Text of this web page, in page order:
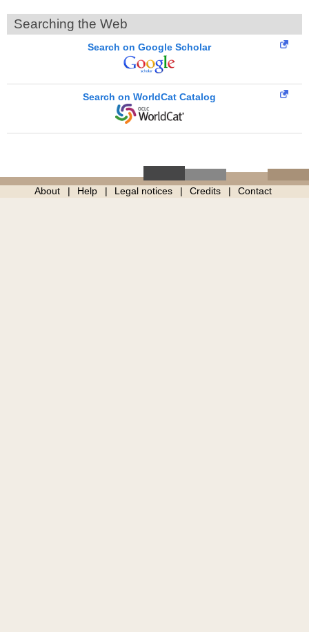
Searching the Web
Search on Google Scholar
Search on WorldCat Catalog
About Help Legal notices Credits Contact